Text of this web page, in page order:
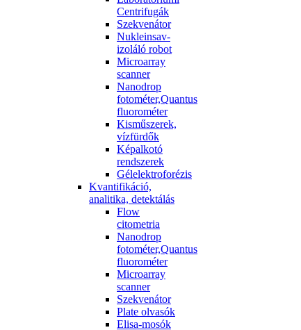
Centrifugák
Szekvenátor
Nukleinsav-
izoláló robot
Microarray
scanner
Nanodrop
fotométer,Quantus
fluorométer
Kisműszerek,
vízfürdők
Képalkotó
rendszerek
Gélelektroforézis
Kvantifikáció,
analitika, detektálás
Flow
citometria
Nanodrop
fotométer,Quantus
fluorométer
Microarray
scanner
Szekvenátor
Plate olvasók
Elisa-mosók